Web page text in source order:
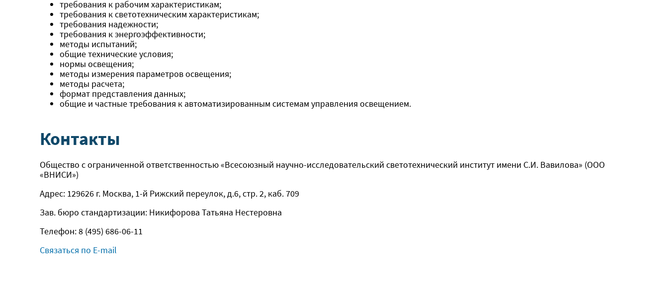
требования к рабочим характеристикам;
требования к светотехническим характеристикам;
требования надежности;
требования к энергоэффективности;
методы испытаний;
общие технические условия;
нормы освещения;
методы измерения параметров освещения;
методы расчета;
формат представления данных;
общие и частные требования к автоматизированным системам управления освещением.
Контакты
Общество с ограниченной ответственностью «Всесоюзный научно-исследовательский светотехнический институт имени С.И. Вавилова» (ООО
«ВНИСИ»)
Адрес: 129626 г. Москва, 1-й Рижский переулок, д.6, стр. 2, каб. 709
Зав. бюро стандартизации: Никифорова Татьяна Нестеровна
Телефон: 8 (495) 686-06-11
Связаться по E-mail